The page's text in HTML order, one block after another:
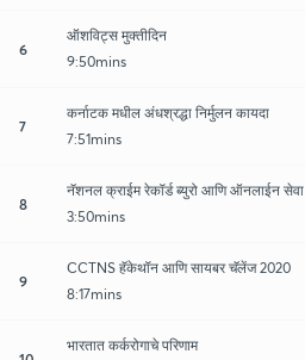
6
ऑशविट्स मुक्तीदिन
9:50mins
7
कर्नाटक मधील अंधश्रद्धा निर्मुलन कायदा
7:51mins
8
नॅशनल क्राईम रेकॉर्ड ब्युरो आणि ऑनलाईन सेवा
3:50mins
9
CCTNS हॅकेथॉन आणि सायबर चॅलेंज 2020
8:17mins
भारतात कर्करोगाचे परिणाम